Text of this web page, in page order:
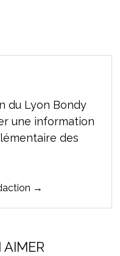
du Lyon Bondy
une information
des
→
AIMER